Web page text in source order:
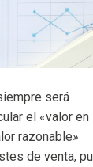
será
el «valor en
razonable»
de venta,